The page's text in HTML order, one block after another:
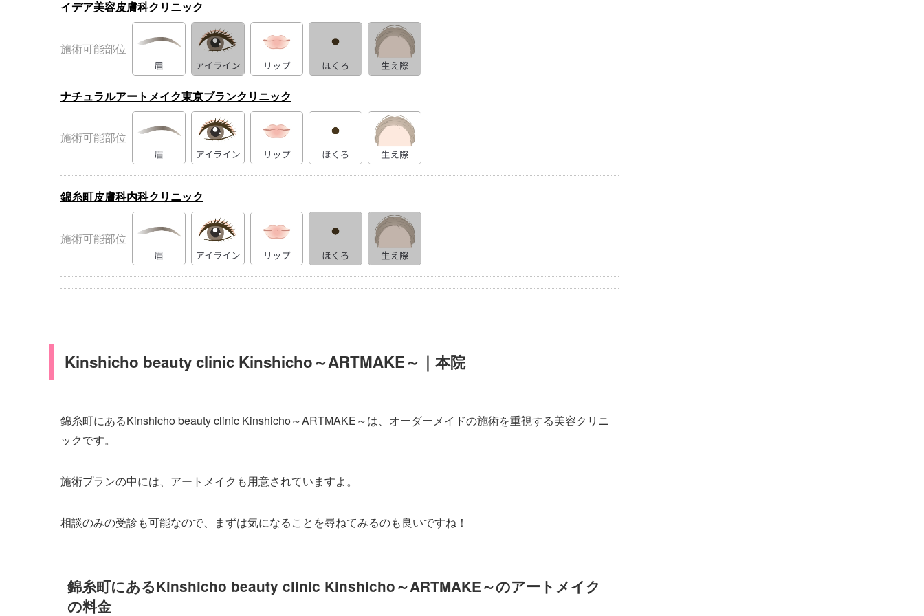
イデア美容皮膚科クリニック
施術可能部位
ナチュラルアートメイク東京ブランクリニック
施術可能部位
錦糸町皮膚科内科クリニック
施術可能部位
Kinshicho beauty clinic Kinshicho～ARTMAKE～｜本院
錦糸町にあるKinshicho beauty clinic Kinshicho～ARTMAKE～は、オーダーメイドの施術を重視する美容クリニ
ックです。
施術プランの中には、アートメイクも用意されていますよ。
相談のみの受診も可能なので、まずは気になることを尋ねてみるのも良いですね！
錦糸町にあるKinshicho beauty clinic Kinshicho～ARTMAKE～のアートメイク
の料金